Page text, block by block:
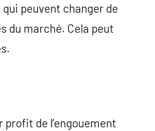
peuvent changer de
du marché. Cela peut
de l’engouement